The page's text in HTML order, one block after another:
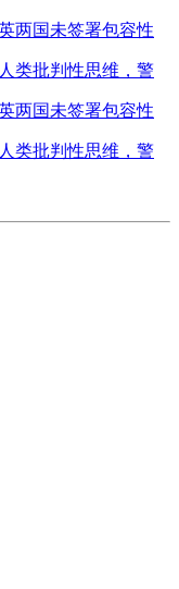
两国未签署包容性
类批判性思维，警
两国未签署包容性
类批判性思维，警